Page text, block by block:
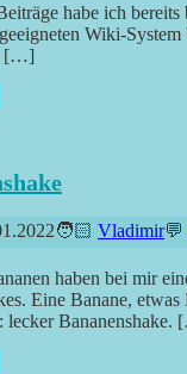
habe ich
Wiki-
[…]
Vladimir
haben bei mir
Eine Banane,
lecker